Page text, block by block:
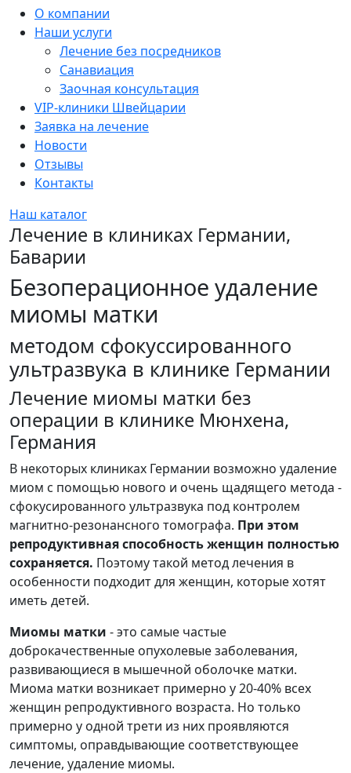
Sidebar
О компании
Наши услуги
Лечение без посредников
Санавиация
Заочная консультация
VIP-клиники Швейцарии
Заявка на лечение
Новости
Отзывы
Контакты
Наш каталог
Лечение в клиниках Германии,
Баварии
Безоперационное удаление
миомы матки
методом сфокуссированного
ультразвука в клинике Германии
Лечение миомы матки без
операции в клинике Мюнхена,
Германия
В некоторых клиниках Германии возможно удаление
миом с помощью нового и очень щадящего метода -
сфокусированного ультразвука под контролем
магнитно-резонансного томографа. При этом
репродуктивная способность женщин полностью
сохраняется. Поэтому такой метод лечения в
особенности подходит для женщин, которые хотят
иметь детей.
Миомы матки - это самые частые
доброкачественные опухолевые заболевания,
развивающиеся в мышечной оболочке матки.
Миома матки возникает примерно у 20-40% всех
женщин репродуктивного возраста. Но только
примерно у одной трети из них проявляются
симптомы, оправдывающие соответствующее
лечение, удаление миомы.